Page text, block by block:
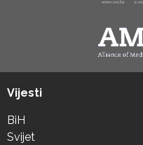
Vijesti
BiH
Svijet